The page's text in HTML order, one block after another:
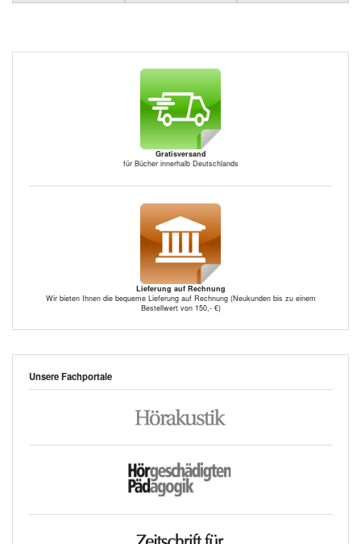
Gratisversand
für Bücher innerhalb Deutschlands
Lieferung auf Rechnung
Wir bieten Ihnen die bequeme Lieferung auf Rechnung (Neukunden bis zu einem
Bestellwert von 150,- €)
Unsere Fachportale